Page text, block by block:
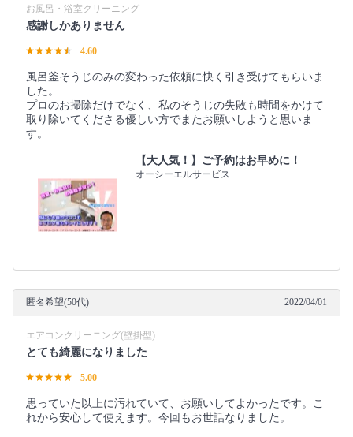
お風呂・浴室クリーニング
感謝しかありません
4.60
風呂釜そうじのみの変わった依頼に快く引き受けてもらいま
した。
プロのお掃除だけでなく、私のそうじの失敗も時間をかけて
取り除いてくださる優しい方でまたお願いしようと思いま
す。
【大人気！】ご予約はお早めに！
オーシーエルサービス
匿名希望(50代) 2022/04/01
エアコンクリーニング(壁掛型)
とても綺麗になりました
5.00
思っていた以上に汚れていて、お願いしてよかったです。こ
れから安心して使えます。今回もお世話なりました。